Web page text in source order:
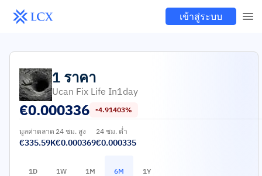
เข้าสู่ระบบ
1 ราคา
Ucan Fix Life In1day
€0.000336 -4.91403%
มูลค่าตลาด
€335.59K
24 ชม. สูง
€0.000369
24 ชม. ต่ำ
€0.000335
1D 1W 1M 6M 1Y